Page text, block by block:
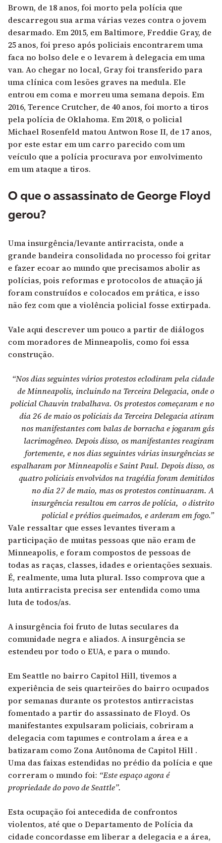
Brown, de 18 anos, foi morto pela polícia que
descarregou sua arma várias vezes contra o jovem
desarmado. Em 2015, em Baltimore, Freddie Gray, de
25 anos, foi preso após policiais encontrarem uma
faca no bolso dele e o levarem à delegacia em uma
van. Ao chegar no local, Gray foi transferido para
uma clínica com lesões graves na medula. Ele
entrou em coma e morreu uma semana depois. Em
2016, Terence Crutcher, de 40 anos, foi morto a tiros
pela polícia de Oklahoma. Em 2018, o policial
Michael Rosenfeld matou Antwon Rose II, de 17 anos,
por este estar em um carro parecido com um
veículo que a polícia procurava por envolvimento
em um ataque a tiros.
O que o assassinato de George Floyd
gerou?
Uma insurgência/levante antirracista, onde a
grande bandeira consolidada no processo foi gritar
e fazer ecoar ao mundo que precisamos abolir as
polícias, pois reformas e protocolos de atuação já
foram construídos e colocados em prática, e isso
não fez com que a violência policial fosse extirpada.
Vale aqui descrever um pouco a partir de diálogos
com moradores de Minneapolis, como foi essa
construção.
“Nos dias seguintes vários protestos eclodiram pela cidade
de Minneapolis, incluindo na Terceira Delegacia, onde o
policial Chauvin trabalhava. Os protestos começaram e no
dia 26 de maio os policiais da Terceira Delegacia atiram
nos manifestantes com balas de borracha e jogaram gás
lacrimogêneo. Depois disso, os manifestantes reagiram
fortemente, e nos dias seguintes várias insurgências se
espalharam por Minneapolis e Saint Paul. Depois disso, os
quatro policiais envolvidos na tragédia foram demitidos
no dia 27 de maio, mas os protestos continuaram. A
insurgência resultou em carros de polícia, o distrito
policial e prédios queimados, e arderam em fogo.”
Vale ressaltar que esses levantes tiveram a
participação de muitas pessoas que não eram de
Minneapolis, e foram compostos de pessoas de
todas as raças, classes, idades e orientações sexuais.
É, realmente, uma luta plural. Isso comprova que a
luta antirracista precisa ser entendida como uma
luta de todos/as.
A insurgência foi fruto de lutas seculares da
comunidade negra e aliados. A insurgência se
estendeu por todo o EUA, e para o mundo.
Em Seattle no bairro Capitol Hill, tivemos a
experiência de seis quarteirões do bairro ocupados
por semanas durante os protestos antirracistas
fomentado a partir do assassinato de Floyd. Os
manifestantes expulsaram policiais, cobriram a
delegacia com tapumes e controlam a área e a
batizaram como Zona Autônoma de Capitol Hill .
Uma das faixas estendidas no prédio da polícia e que
correram o mundo foi: “Este espaço agora é
propriedade do povo de Seattle”.
Esta ocupação foi antecedida de confrontos
violentos, até que o Departamento de Polícia da
cidade concordasse em liberar a delegacia e a área,